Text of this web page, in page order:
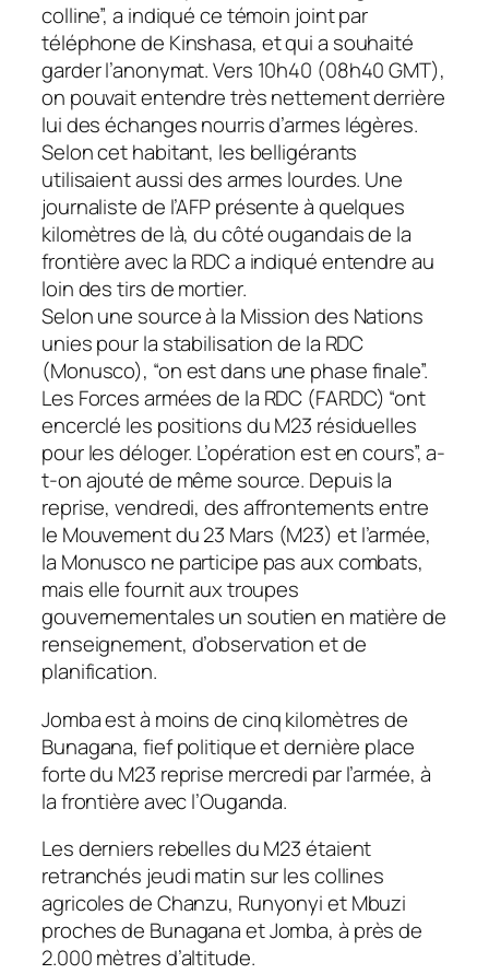
colline”, a indiqué ce témoin joint par
téléphone de Kinshasa, et qui a souhaité
garder l’anonymat. Vers 10h40 (08h40 GMT),
on pouvait entendre très nettement derrière
lui des échanges nourris d’armes légères.
Selon cet habitant, les belligérants
utilisaient aussi des armes lourdes. Une
journaliste de l’AFP présente à quelques
kilomètres de là, du côté ougandais de la
frontière avec la RDC a indiqué entendre au
loin des tirs de mortier.
Selon une source à la Mission des Nations
unies pour la stabilisation de la RDC
(Monusco), “on est dans une phase finale”.
Les Forces armées de la RDC (FARDC) “ont
encerclé les positions du M23 résiduelles
pour les déloger. L’opération est en cours”, a-
t-on ajouté de même source. Depuis la
reprise, vendredi, des affrontements entre
le Mouvement du 23 Mars (M23) et l’armée,
la Monusco ne participe pas aux combats,
mais elle fournit aux troupes
gouvernementales un soutien en matière de
renseignement, d’observation et de
planification.
Jomba est à moins de cinq kilomètres de
Bunagana, fief politique et dernière place
forte du M23 reprise mercredi par l’armée, à
la frontière avec l’Ouganda.
Les derniers rebelles du M23 étaient
retranchés jeudi matin sur les collines
agricoles de Chanzu, Runyonyi et Mbuzi
proches de Bunagana et Jomba, à près de
2.000 mètres d’altitude.